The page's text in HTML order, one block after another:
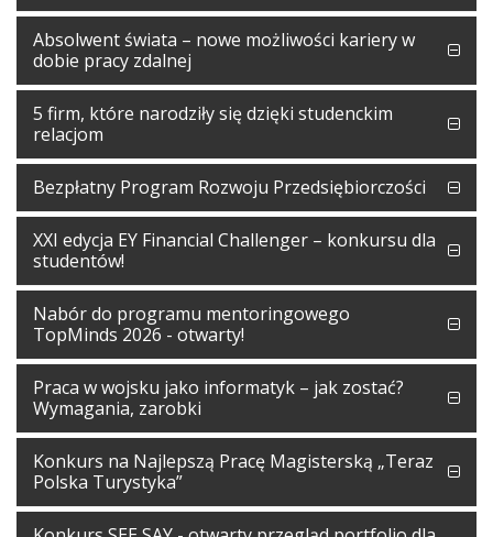
Absolwent świata – nowe możliwości kariery w
dobie pracy zdalnej
5 firm, które narodziły się dzięki studenckim
relacjom
Bezpłatny Program Rozwoju Przedsiębiorczości
XXI edycja EY Financial Challenger – konkursu dla
studentów!
Nabór do programu mentoringowego
TopMinds 2026 - otwarty!
Praca w wojsku jako informatyk – jak zostać?
Wymagania, zarobki
Konkurs na Najlepszą Pracę Magisterską „Teraz
Polska Turystyka”